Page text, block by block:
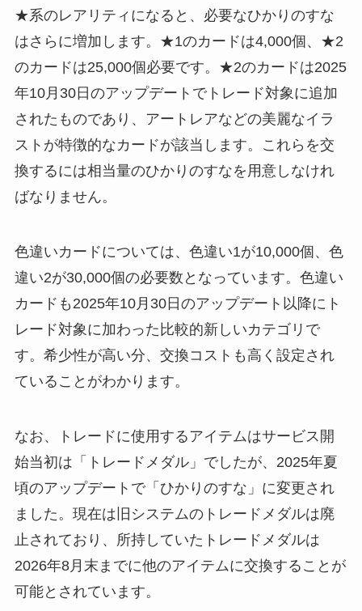
★系のレアリティになると、必要なひかりのすな
はさらに増加します。★1のカードは4,000個、★2
のカードは25,000個必要です。★2のカードは2025
年10月30日のアップデートでトレード対象に追加
されたものであり、アートレアなどの美麗なイラ
ストが特徴的なカードが該当します。これらを交
換するには相当量のひかりのすなを用意しなけれ
ばなりません。
色違いカードについては、色違い1が10,000個、色
違い2が30,000個の必要数となっています。色違い
カードも2025年10月30日のアップデート以降にト
レード対象に加わった比較的新しいカテゴリで
す。希少性が高い分、交換コストも高く設定され
ていることがわかります。
なお、トレードに使用するアイテムはサービス開
始当初は「トレードメダル」でしたが、2025年夏
頃のアップデートで「ひかりのすな」に変更され
ました。現在は旧システムのトレードメダルは廃
止されており、所持していたトレードメダルは
2026年8月末までに他のアイテムに交換することが
可能とされています。